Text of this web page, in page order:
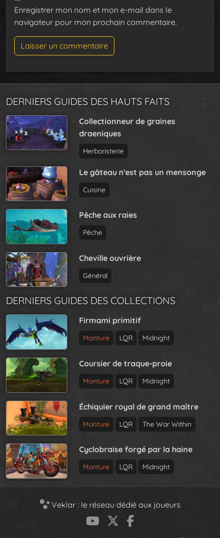
Enregistrer mon nom et mon e-mail dans le
navigateur pour mon prochain commentaire.
DERNIERS GUIDES DES HAUTS FAITS
Collectionneur de graines
draeniques
Herboristerie
Le gâteau n'est pas un mensonge
Cuisine
Pêche aux raies
Pêche
Cheville ouvrière
Général
DERNIERS GUIDES DES COLLECTIONS
Firmami primitif
Monture LQR Midnight
Coursier de traque-proie
Monture LQR Midnight
Échiquier royal de grand maître
Monture LQR The War Within
Cyclobraise forgé par la haine
Monture LQR Midnight
Veklar : le réseau dédié aux joueurs